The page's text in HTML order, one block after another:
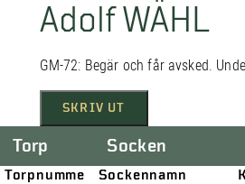
Adolf WÄHL
GM-72: Begär och får avsked.
SKRIV UT
Torp
Torpnumme
Socken
Sockennamn